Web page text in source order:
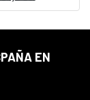
EN